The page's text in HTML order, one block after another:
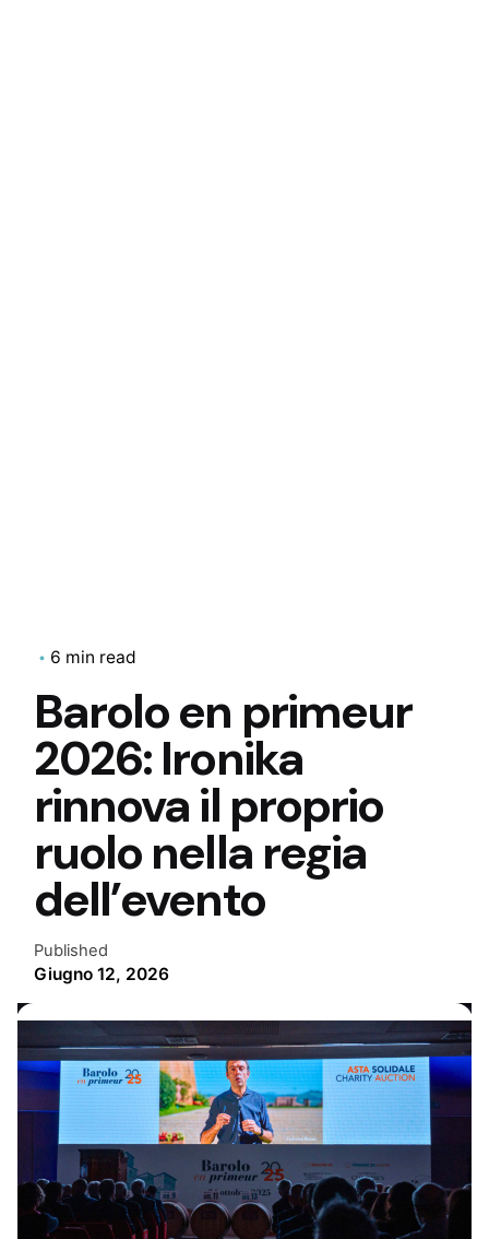
6 min read
Barolo en primeur
2026: Ironika
rinnova il proprio
ruolo nella regia
dell’evento
Published
Giugno 12, 2026